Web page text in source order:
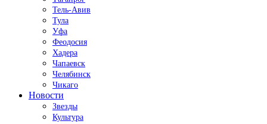
Тель-Авив
Тула
Уфа
Феодосия
Хадера
Чапаевск
Челябинск
Чикаго
Новости
Звезды
Культура